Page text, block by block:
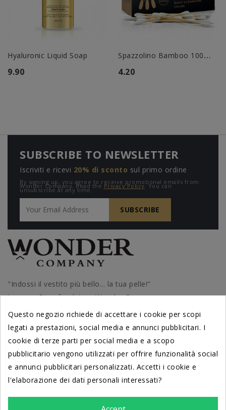
Hyaluronic Liquid Soap
9.90
S
Pazzolino Bamboo 100% Vegan
4.20
SUBSCRIBE TO NEWSLETTER
Iscriviti e ricevi 20% di sconto sul primo ordine
By signing up, you agree to receive promotional emails from
Wonder Company. Read the Privacy Policy. You can
unsubscribe at any time.
"Indossi il vestito più bello... la tua pelle!"
Lorenzo Riva, fondatore Wonder Company
PRODOTTI
DERMATOLOGICAMENTE TESTATI
Questo negozio richiede di accettare i cookie per scopi
legati a prestazioni, social media e annunci pubblicitari. I
cookie di terze parti per social media e a scopo
pubblicitario vengono utilizzati per offrire funzionalità social
e annunci pubblicitari personalizzati. Accetti i cookie e
l'elaborazione dei dati personali interessati?